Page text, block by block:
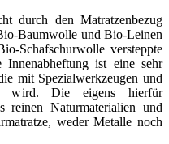
durch den Matratzenbezug
Baumwolle und Bio-Leinen
Schafschurwolle versteppte
ist eine sehr
mit Spezialwerkzeugen und
wird. Die eigens hierfür
reinen Naturmaterialien und
weder Metalle noch